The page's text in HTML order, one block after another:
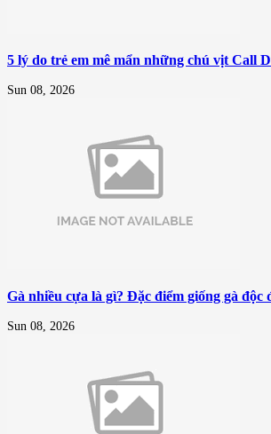
5 lý do trẻ em mê mẩn những chú vịt Call
Sun 08, 2026
Gà nhiều cựa là gì? Đặc điểm giống gà độc
Sun 08, 2026